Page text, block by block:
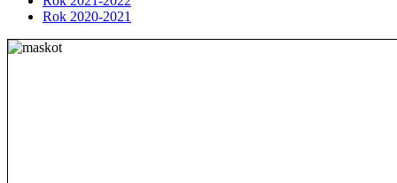
Rok 2020-2021